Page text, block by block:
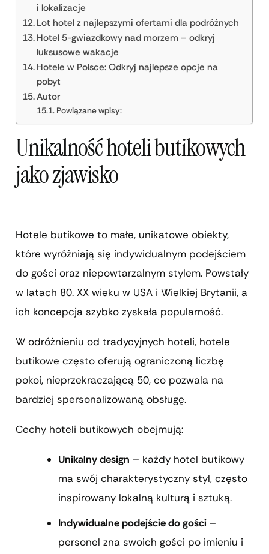
i lokalizacje
Lot hotel z najlepszymi ofertami dla podróżnych
Hotel 5-gwiazdkowy nad morzem – odkryj
luksusowe wakacje
Hotele w Polsce: Odkryj najlepsze opcje na
pobyt
Autor
Powiązane wpisy:
Unikalność hoteli butikowych
jako zjawisko
Hotele butikowe to małe, unikatowe obiekty,
które wyróżniają się indywidualnym podejściem
do gości oraz niepowtarzalnym stylem. Powstały
w latach 80. XX wieku w USA i Wielkiej Brytanii, a
ich koncepcja szybko zyskała popularność.
W odróżnieniu od tradycyjnych hoteli, hotele
butikowe często oferują ograniczoną liczbę
pokoi, nieprzekraczającą 50, co pozwala na
bardziej spersonalizowaną obsługę.
Cechy hoteli butikowych obejmują:
Unikalny design – każdy hotel butikowy
ma swój charakterystyczny styl, często
inspirowany lokalną kulturą i sztuką.
Indywidualne podejście do gości –
personel zna swoich gości po imieniu i